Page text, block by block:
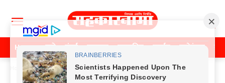
Home पुणे मुंबई महाराष्ट्र राजकीय क्राईम मनोरंजन
Home Previos News